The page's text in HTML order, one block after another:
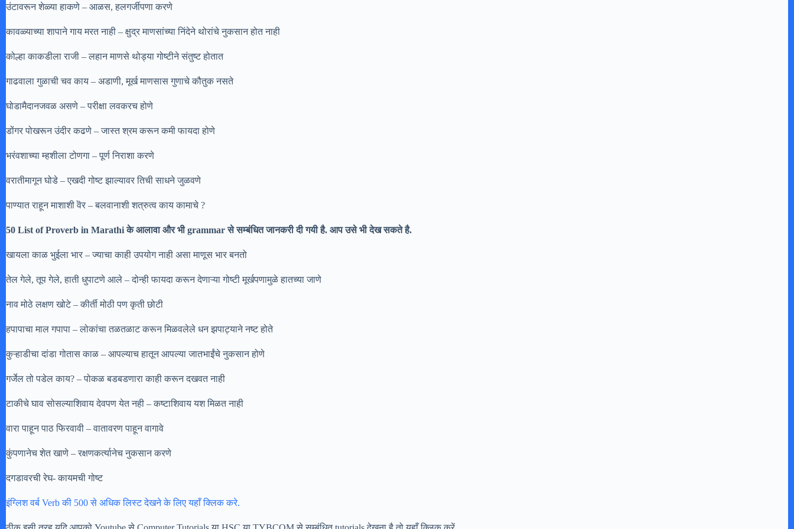
उंटावरून शेळ्या हाकणे – आळस, हलगर्जीपणा करणे
कावळ्याच्या शापाने गाय मरत नाही – क्षुद्र माणसांच्या निंदेने थोरांचे नुकसान होत नाही
कोल्हा काकडीला राजी – लहान माणसे थोड्या गोष्टीने संतुष्ट होतात
गाढवाला गुळाची चव काय – अडाणी, मूर्ख माणसास गुणाचे कौतुक नसते
घोडामैदानजवळ असणे – परीक्षा लवकरच होणे
डोंगर पोखरून उंदीर कढणे – जास्त श्रम करून कमी फायदा होणे
भरंवशाच्या म्हशीला टोणगा – पूर्ण निराशा करणे
वरातीमागून घोडे – एखदी गोष्ट झाल्यावर तिची साधने जुळवणे
पाण्यात राहून माशाशी वॆर – बलवानाशी शत्रुत्व काय कामाचे ?
50 List of Proverb in Marathi के आलावा और भी grammar से सम्बंधित जानकरी दी गयी है. आप उसे भी देख सकते है.
खायला काळ भुईला भार – ज्याचा काही उपयोग नाही असा माणूस भार बनतो
तेल गेले, तूप गेले, हाती धुपाटणे आले – दोन्ही फायदा करून देणाऱ्या गोष्टी मूर्खपणामुळे हातच्या जाणे
नाव मोठे लक्षण खोटे – कीर्ती मोठी पण कृती छोटी
हपापाचा माल गपापा – लोकांचा तळतळाट करून मिळवलेले धन झपाट्याने नष्ट होते
कुऱ्हाडीचा दांडा गोतास काळ – आपल्याच हातून आपल्या जातभाईंचे नुकसान होणे
गर्जेल तो पडेल काय? – पोकळ बडबडणारा काही करून दखवत नाही
टाकीचे घाव सोसल्याशिवाय देवपण येत नही – कष्टाशिवाय यश मिळत नाही
वारा पाहून पाठ फिरवावी – वातावरण पाहून वागावे
कुंपणानेच शेत खाणे – रक्षणकर्त्यानेच नुकसान करणे
दगडावरची रेघ- कायमची गोष्ट
इंग्लिश वर्ब Verb की 500 से अधिक लिस्ट देखने के लिए यहाँ क्लिक करे.